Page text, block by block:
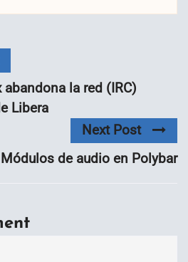
la red (IRC)
Libera
Next Post
Módulos de audio en Polybar